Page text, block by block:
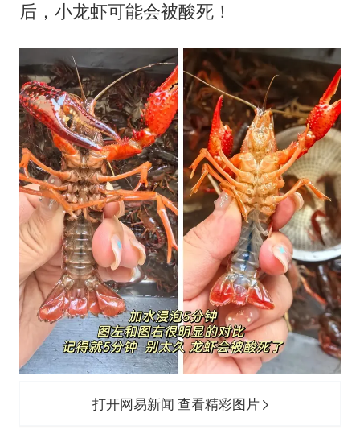
后，小龙虾可能会被酸死！
打开网易新闻 查看精彩图片